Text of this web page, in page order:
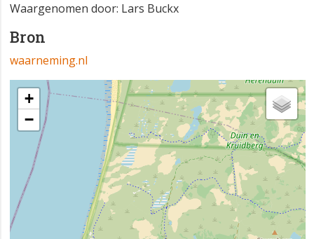
Waargenomen door: Lars Buckx
Bron
waarneming.nl
+
−